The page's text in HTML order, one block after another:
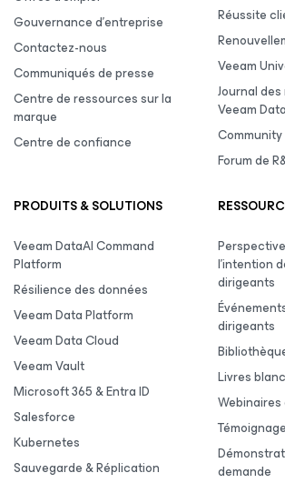
Gouvernance d’entreprise
Contactez-nous
Communiqués de presse
Centre de ressources sur la
marque
Centre de confiance
Réussite
Veeam
Journal
Veeam
Forum de
PRODUITS & SOLUTIONS
Veeam DataAI Command
Platform
Résilience des données
Veeam Data Platform
Veeam Data Cloud
Veeam Vault
Microsoft 365 & Entra ID
Salesforce
Kubernetes
Sauvegarde & Réplication
l’intention
dirigeants
dirigeants
Livres
demande